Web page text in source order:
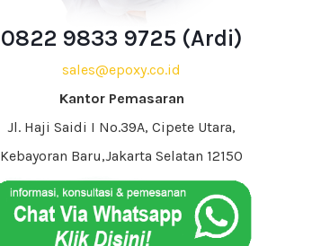
0822 9833 9725 (Ardi)
sales@epoxy.co.id
Kantor Pemasaran
Jl. Haji Saidi I No.39A, Cipete Utara,
Kebayoran Baru,Jakarta Selatan 12150